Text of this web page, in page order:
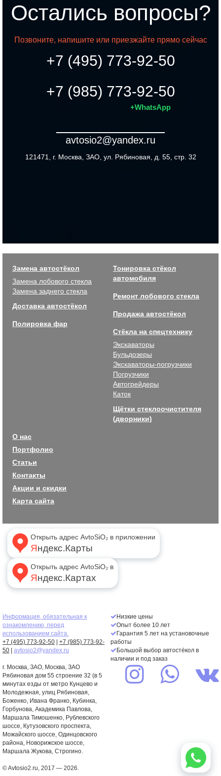
Остались вопросы?
Позвоните, напишите или приезжайте прямо сейчас
+7 (495) 773-92-50
+7 (985) 773-92-50
+WhatsApp
avtosio2@yandex.ru
121471, г. Москва, ЗАО, ул. Рябиновая, д. 55, стр. 32
Замена автостёкол
Замена лобового стекла
Замена заднего стекла
Доставка автостёкол
Полировка фар
Тонировка стёкол
автомобиля
Ремонт лобового стекла
Продажа автостёкол
Стёкла на спецтехнику
Экскаваторы
Бульдозеры
Экскаваторы-погрузчики
Погрузчики
Автогрейдеры
Каток
Щётки стеклоочистителя
(дворники)
О нас
Портфолио
Статьи
Контакты
Акции и скидки
Карта сайта
Открыть адрес AvtoSiO₂ в приложении
Яндекс.Карты
Открыть адрес AvtoSiO₂ в
Яндекс.Картах
Информация, обязательная к
ознакомлению, перед
использованием сайта.
+7 (495) 773-92-50
+7 (985) 773-92-
50
avtosio2@yandex.ru
г. Москва, ЗАО, Москва, ЗАО
Рябиновая дом 55 строение 32 (в 5
минутах езды от метро Кунцево и
Молодежная, улиц Рябиновая,
Боженко, Ивана Франко, Кубинка,
Горбунова, Академика Павлова,
Маршала Тимошенко, Рублевского
шоссе, Кутузовского проспекта,
Можайского шоссе, Одинцовского
района, Новорижское шоссе,
Маршала Жукова, Строгино.
Низкие цены
Опыт более 10 лет
Гарантия 5 лет на установочные
работы
Большой выбор автостёкол в
наличии и под заказ
© Avtosio2.ru, 2017 — 2026.